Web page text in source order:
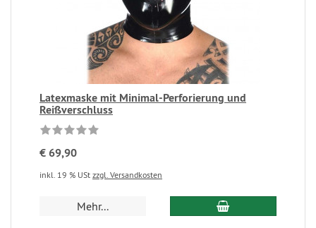
Latexmaske mit Minimal-Perforierung und
Reißverschluss
€ 69,90
inkl. 19 % USt zzgl. Versandkosten
Mehr...